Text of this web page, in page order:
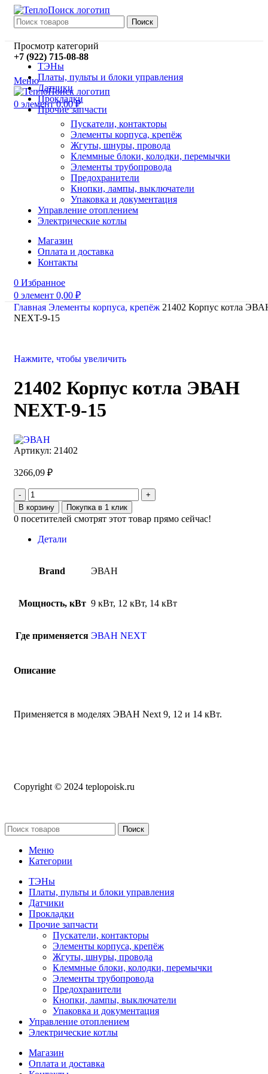
Поиск
+7 (922) 715-08-88
Меню
0 элемент 0,00₽
Просмотр категорий
ТЭНы
Платы, пульты и блоки управления
Датчики
Прокладки
Прочие запчасти
Пускатели, контакторы
Элементы корпуса, крепёж
Жгуты, шнуры, провода
Клеммные блоки, колодки, перемычки
Элементы трубопровода
Предохранители
Кнопки, лампы, выключатели
Упаковка и документация
Управление отоплением
Электрические котлы
Магазин
Оплата и доставка
Контакты
0 Избранное
0 элемент 0,00 ₽
Главная Элементы корпуса, крепёж 21402 Корпус котла
NEXT-9-15
Нажмите, чтобы увеличить
21402 Корпус котла ЭВАН
NEXT-9-15
Артикул: 21402
3266,09 ₽
В корзину Покупка в 1 клик
0 посетителей смотрят этот товар прямо сейчас!
Детали
Brand ЭВАН
Мощность, кВт 9 кВт, 12 кВт, 14 кВт
Где применяется ЭВАН NEXT
Описание
Применяется в моделях ЭВАН Next 9, 12 и 14 кВт.
Copyright © 2024 teplopoisk.ru
Поиск
Меню
Категории
ТЭНы
Платы, пульты и блоки управления
Датчики
Прокладки
Прочие запчасти
Пускатели, контакторы
Элементы корпуса, крепёж
Жгуты, шнуры, провода
Клеммные блоки, колодки, перемычки
Элементы трубопровода
Предохранители
Кнопки, лампы, выключатели
Упаковка и документация
Управление отоплением
Электрические котлы
Магазин
Оплата и доставка